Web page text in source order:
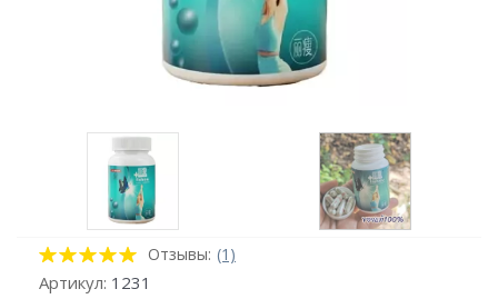
Отзывы: (1)
Артикул: 1231